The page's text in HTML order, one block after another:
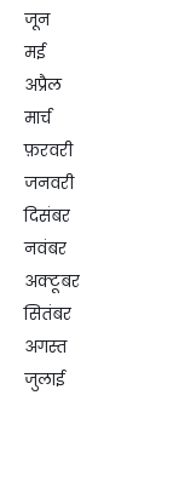
जून
मई
अप्रैल
मार्च
फ़रवरी
जनवरी
दिसंबर
नवंबर
अक्टूबर
सितंबर
अगस्त
जुलाई